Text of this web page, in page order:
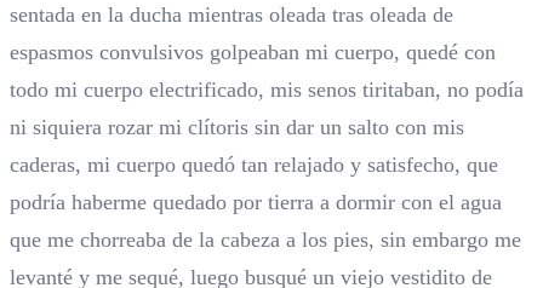
sentada en la ducha mientras oleada tras oleada de
espasmos convulsivos golpeaban mi cuerpo, quedé con
todo mi cuerpo electrificado, mis senos tiritaban, no podía
ni siquiera rozar mi clítoris sin dar un salto con mis
caderas, mi cuerpo quedó tan relajado y satisfecho, que
podría haberme quedado por tierra a dormir con el agua
que me chorreaba de la cabeza a los pies, sin embargo me
levanté y me sequé, luego busqué un viejo vestidito de